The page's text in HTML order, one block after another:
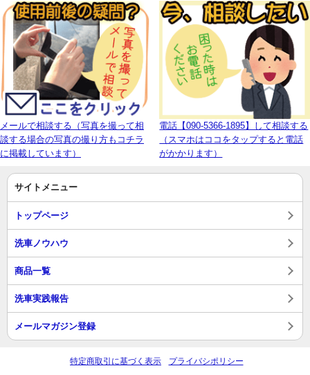
メールで相談する（写真を撮って相
談する場合の写真の撮り方もコチラ
に掲載しています）
電話【090-5366-1895】して相談する
（スマホはココをタップすると電話
がかかります）
サイトメニュー
トップページ
洗車ノウハウ
商品一覧
洗車実践報告
メールマガジン登録
特定商取引に基づく表示 プライバシポリシー